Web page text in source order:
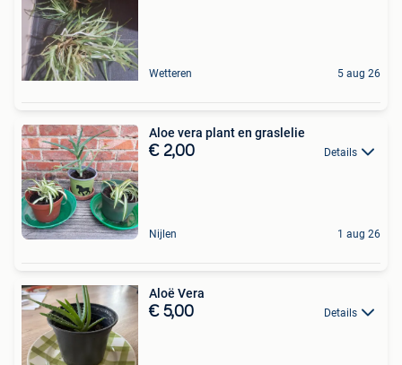
Wetteren 5 aug 26
Aloe vera plant en graslelie
€ 2,00 Details
Nijlen 1 aug 26
Aloë Vera
€ 5,00 Details